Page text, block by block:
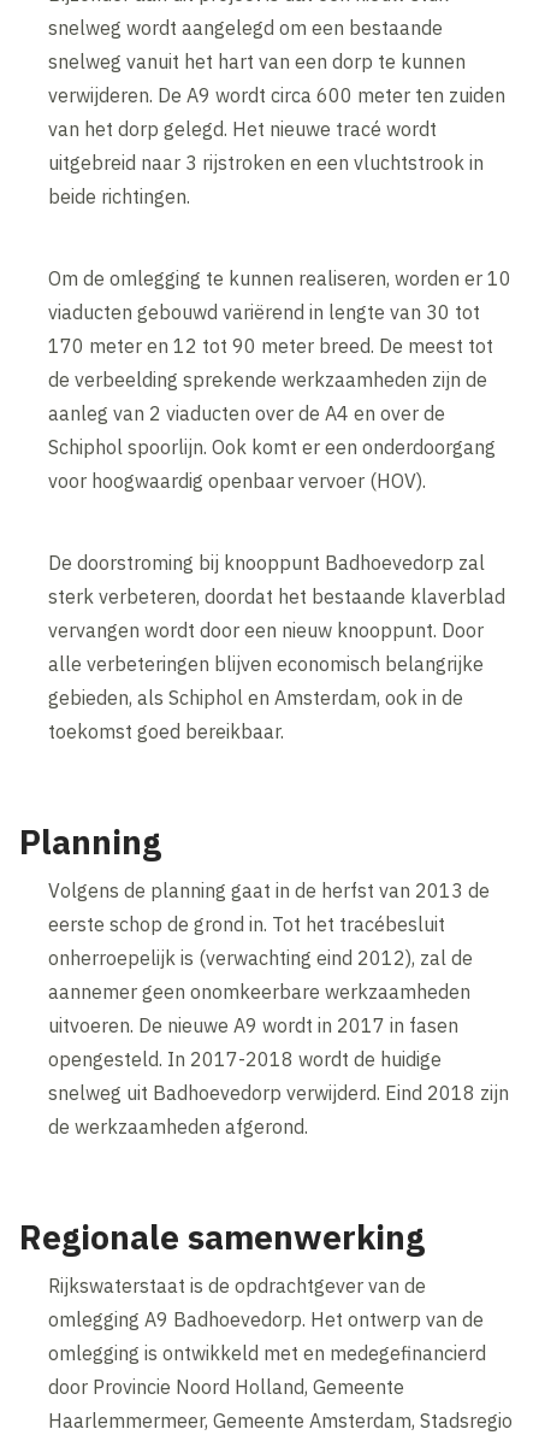
snelweg wordt aangelegd om een bestaande
snelweg vanuit het hart van een dorp te kunnen
verwijderen. De A9 wordt circa 600 meter ten zuiden
van het dorp gelegd. Het nieuwe tracé wordt
uitgebreid naar 3 rijstroken en een vluchtstrook in
beide richtingen.
Om de omlegging te kunnen realiseren, worden er 10
viaducten gebouwd variërend in lengte van 30 tot
170 meter en 12 tot 90 meter breed. De meest tot
de verbeelding sprekende werkzaamheden zijn de
aanleg van 2 viaducten over de A4 en over de
Schiphol spoorlijn. Ook komt er een onderdoorgang
voor hoogwaardig openbaar vervoer (HOV).
De doorstroming bij knooppunt Badhoevedorp zal
sterk verbeteren, doordat het bestaande klaverblad
vervangen wordt door een nieuw knooppunt. Door
alle verbeteringen blijven economisch belangrijke
gebieden, als Schiphol en Amsterdam, ook in de
toekomst goed bereikbaar.
Planning
Volgens de planning gaat in de herfst van 2013 de
eerste schop de grond in. Tot het tracébesluit
onherroepelijk is (verwachting eind 2012), zal de
aannemer geen onomkeerbare werkzaamheden
uitvoeren. De nieuwe A9 wordt in 2017 in fasen
opengesteld. In 2017-2018 wordt de huidige
snelweg uit Badhoevedorp verwijderd. Eind 2018 zijn
de werkzaamheden afgerond.
Regionale samenwerking
Rijkswaterstaat is de opdrachtgever van de
omlegging A9 Badhoevedorp. Het ontwerp van de
omlegging is ontwikkeld met en medegefinancierd
door Provincie Noord Holland, Gemeente
Haarlemmermeer, Gemeente Amsterdam, Stadsregio